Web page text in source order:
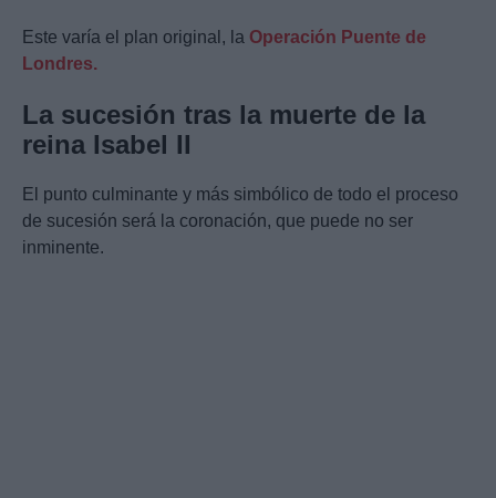
Este varía el plan original, la Operación Puente de
Londres.
La sucesión tras la muerte de la
reina Isabel II
El punto culminante y más simbólico de todo el proceso
de sucesión será la coronación, que puede no ser
inminente.